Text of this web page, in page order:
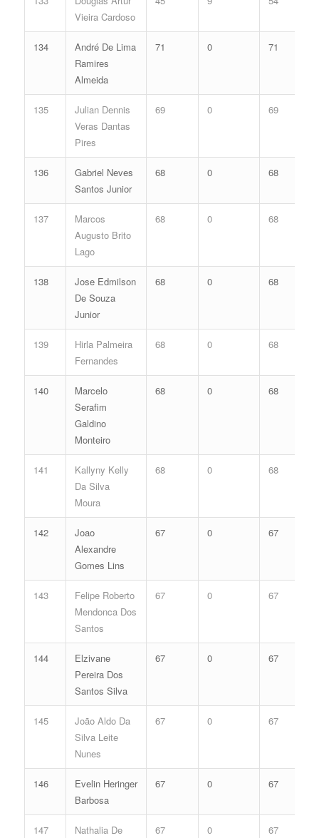
Vieira Cardoso
134
André De Lima
Ramires
Almeida
71 0 71
135
Julian Dennis
Veras Dantas
Pires
69 0 69
136
Gabriel Neves
Santos Junior
68 0 68
137
Marcos
Augusto Brito
Lago
68 0 68
138
Jose Edmilson
De Souza
Junior
68 0 68
139
Hirla Palmeira
Fernandes
68 0 68
140
Marcelo
Serafim
Galdino
Monteiro
68 0 68
141
Kallyny Kelly
Da Silva
Moura
68 0 68
142
Joao
Alexandre
Gomes Lins
67 0 67
143
Felipe Roberto
Mendonca Dos
Santos
67 0 67
144
Elzivane
Pereira Dos
Santos Silva
67 0 67
145
João Aldo Da
Silva Leite
Nunes
67 0 67
146
Evelin Heringer
Barbosa
67 0 67
147
Nathalia De
67 0 67